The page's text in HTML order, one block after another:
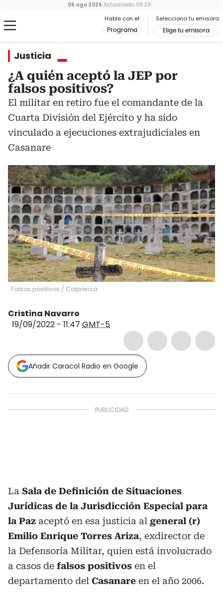
Hable con el
Programa
Selecciona tu emisora
Elige tu emisora
06 ago 2026 Actualizado 08:29
Justicia
¿A quién aceptó la JEP por
falsos positivos?
El militar en retiro fue el comandante de la
Cuarta División del Ejército y ha sido
vinculado a ejecuciones extrajudiciales en
Casanare
Falsos positivos / Colprensa
Cristina Navarro
19/09/2022 - 11:47 GMT-5
Añadir Caracol Radio en Google
La Sala de Definición de Situaciones
Jurídicas de la Jurisdicción Especial para
la Paz aceptó en esa justicia al general (r)
Emilio Enrique Torres Ariza, exdirector de
la Defensoría Militar, quien está involucrado
a casos de falsos positivos en el
departamento del Casanare en el año 2006.